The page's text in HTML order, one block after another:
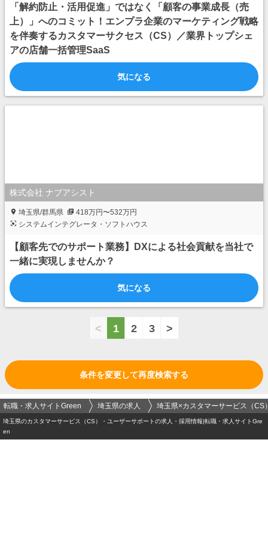
「解約防止・活用促進」ではなく「顧客の事業成長（売
上）」へのコミット！エンプラ企業のマーケティング戦略
を伴奏するカスタマーサクセス（CS）／業界トップシェ
アの店舗一括管理SaaS
気になる
株式会社 ナブアシスト
埼玉県/群馬県
418万円〜532万円
システムインテグレータ・ソフトハウス
【顧客先でのサポート業務】DXによる社会貢献を当社で
一緒に実現しませんか？
気になる
< 1 2 3 >
条件を変更して再度検索する
転職・求人サイトGreen 埼玉県の求人 埼玉県×カスタマーサービス（CS
埼玉県のカスタマーサービス（CS）・ユーザーサポートの求人・採用情報|転職・求人サイトGre
en